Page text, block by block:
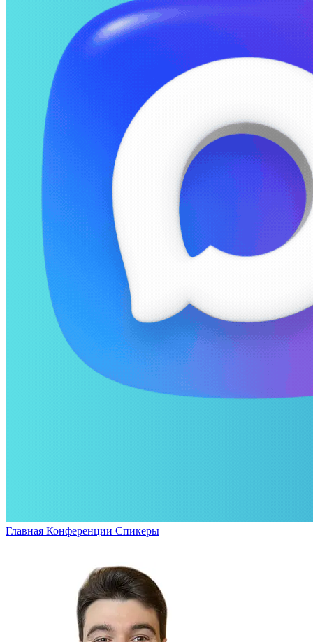
Главная Конференции Спикеры